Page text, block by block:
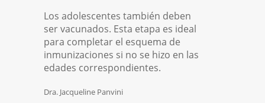
Los adolescentes también deben
ser vacunados. Esta etapa es ideal
para completar el esquema de
inmunizaciones si no se hizo en las
edades correspondientes.
Dra. Jacqueline Panvini